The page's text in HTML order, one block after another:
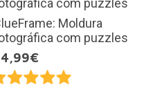
Moldura
com puzzles